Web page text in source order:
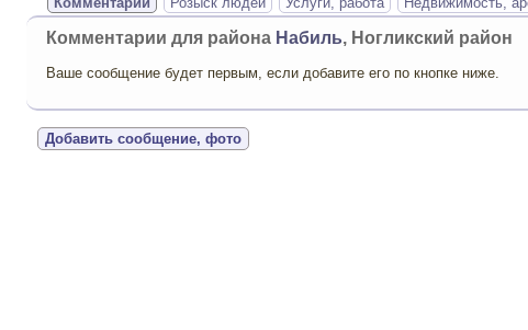
Комментарии для района Набиль, Ногликский район
Ваше сообщение будет первым, если добавите его по кнопке ниже.
Добавить сообщение, фото